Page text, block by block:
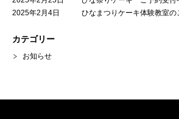
2025年2月4日
ひなまつりケーキ体験教室の
カテゴリー
お知らせ